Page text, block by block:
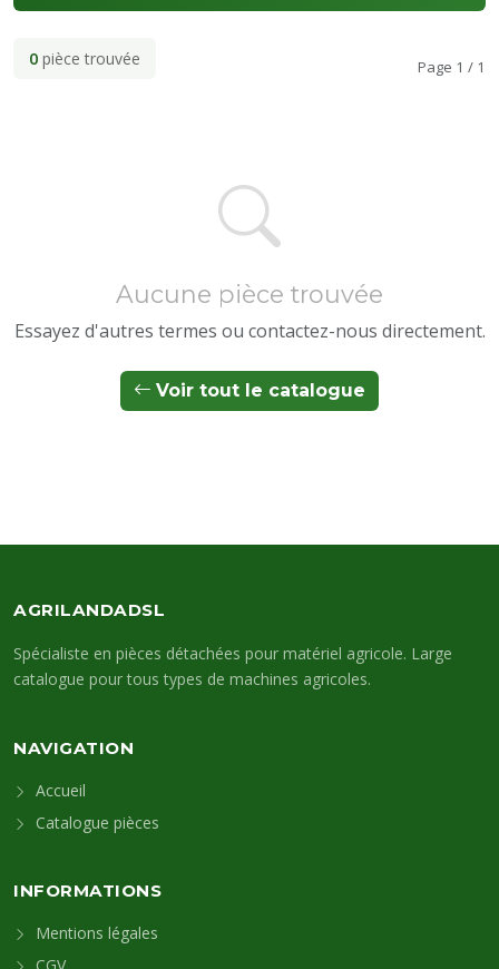
0 pièce trouvée Page 1 / 1
Aucune pièce trouvée
Essayez d'autres termes ou contactez-nous directement.
Voir tout le catalogue
AGRILANDADSL
Spécialiste en pièces détachées pour matériel agricole. Large
catalogue pour tous types de machines agricoles.
NAVIGATION
Accueil
Catalogue pièces
INFORMATIONS
Mentions légales